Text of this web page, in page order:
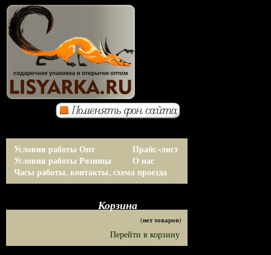
Условия работы Опт
Условия работы Розница
Прайс-лист
О нас
Часы работы, контакты, схема проезда
Корзина
(нет товаров)
Перейти в корзину